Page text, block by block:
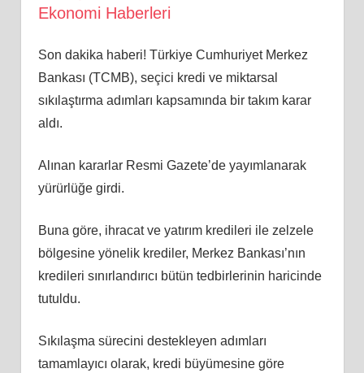
Ekonomi Haberleri
Son dakika haberi! Türkiye Cumhuriyet Merkez
Bankası (TCMB), seçici kredi ve miktarsal
sıkılaştırma adımları kapsamında bir takım karar
aldı.
Alınan kararlar Resmi Gazete’de yayımlanarak
yürürlüğe girdi.
Buna göre, ihracat ve yatırım kredileri ile zelzele
bölgesine yönelik krediler, Merkez Bankası’nın
kredileri sınırlandırıcı bütün tedbirlerinin haricinde
tutuldu.
Sıkılaşma sürecini destekleyen adımları
tamamlayıcı olarak, kredi büyümesine göre